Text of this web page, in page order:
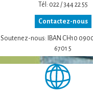
Tél: 022 / 344 22 55
Contactez-nous
Soutenez-nous: IBAN CH10
6701 5